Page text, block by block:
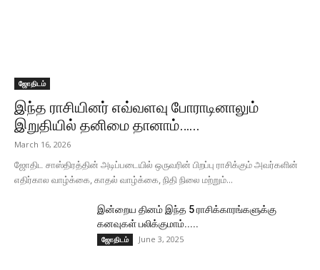
ஜோதிடம்
இந்த ராசியினர் எவ்வளவு போராடினாலும்
இறுதியில் தனிமை தானாம்…...
March 16, 2026
ஜோதிட சாஸ்திரத்தின் அடிப்படையில் ஒருவரின் பிறப்பு ராசிக்கும் அவர்களின்
எதிர்கால வாழ்க்கை, காதல் வாழ்க்கை, நிதி நிலை மற்றும்...
இன்றைய தினம் இந்த 5 ராசிக்காரங்களுக்கு
கனவுகள் பலிக்குமாம்.....
ஜோதிடம் June 3, 2025